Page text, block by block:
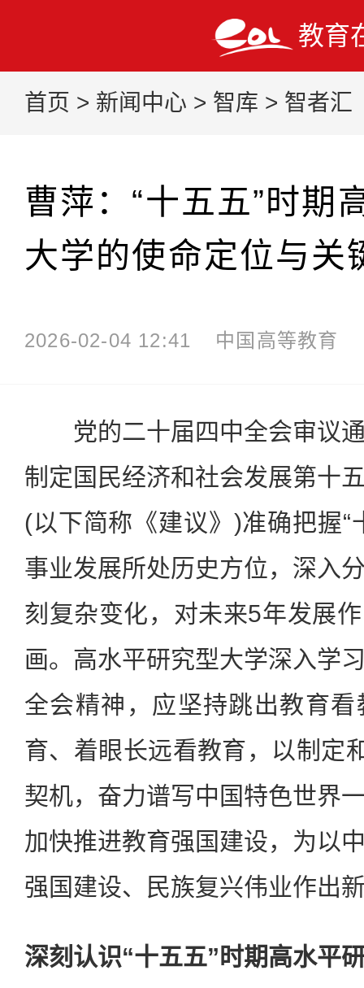
教育
首页 > 新闻中心 > 智库 > 智者汇
曹萍：“十五五”时期
大学的使命定位与关
2026-02-04 12:41 中国高等教育
党的二十届四中全会审议通
制定国民经济和社会发展第十
(以下简称《建议》)准确把握“
事业发展所处历史方位，深入
刻复杂变化，对未来5年发展
画。高水平研究型大学深入学
全会精神，应坚持跳出教育
育、着眼长远看教育，以制定
契机，奋力谱写中国特色世界
加快推进教育强国建设，为以
强国建设、民族复兴伟业作出
深刻认识“十五五”时期高水平